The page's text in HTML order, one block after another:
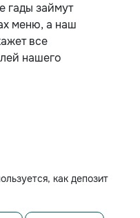
гады займут
меню, а наш
все
нашего
как депозит